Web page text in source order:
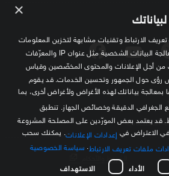
الاقتصادية
الشروط والأحكام
×
الارتباط وتقنيات مشابهة لتخزين المعلومات
على جهازك والوصول إليها ومعالجة البيانات الشخصية مثل عنوان IP والمعرّفات
من أجل الإعلانات والمحتوى المخصّصين وقياس
رؤى حول الجمهور وتحسين الخدمات. قد يقوم
بمعالجة بياناتك لهذه الأغراض ولأغراض أخرى، بما
الجغرافي الدقيقة وخصائص الجهاز. تنطبق
قد يعتمد بعض المورّدين على المصلحة المشروعة
الاعتراض في إعدادات الإعلانات . يمكنك سحب
ملفات تعريف الارتباط سياسة الخصوصية
الأداء الاستهداف